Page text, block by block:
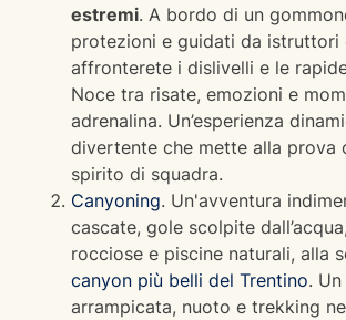
estremi. A bordo di un
protezioni e guidati da istruttori
affronterete i dislivelli e le
Noce tra risate, emozioni e
adrenalina. Un’esperienza
divertente che mette alla prova
spirito di squadra.
Canyoning. Un'avventura
cascate, gole scolpite
rocciose e piscine naturali, alla
canyon più belli del Trentino.
arrampicata, nuoto e trekking